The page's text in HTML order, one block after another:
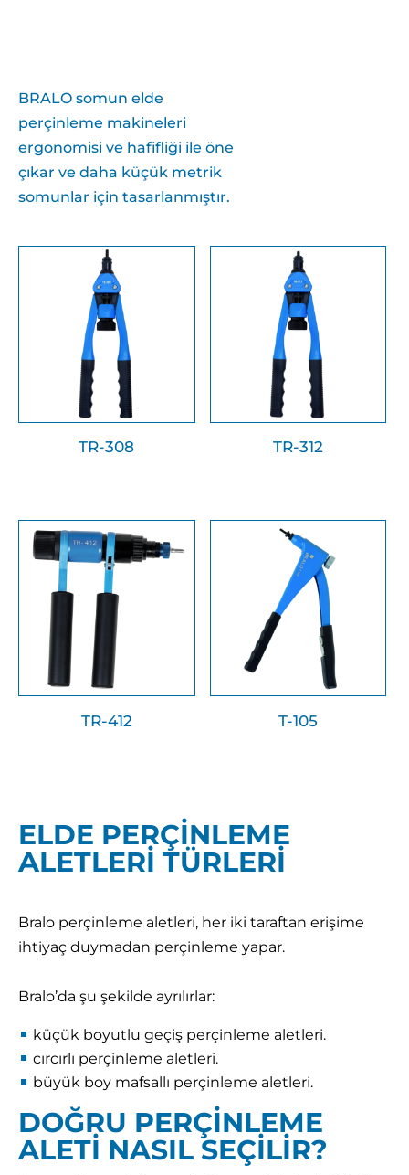
BRALO somun elde
perçinleme makineleri
ergonomisi ve hafifliği ile öne
çıkar ve daha küçük metrik
somunlar için tasarlanmıştır.
TR-308 TR-312
TR-412 T-105
ELDE PERÇİNLEME
ALETLERİ TÜRLERİ
Bralo perçinleme aletleri, her iki taraftan erişime
ihtiyaç duymadan perçinleme yapar.
Bralo’da şu şekilde ayrılırlar:
küçük boyutlu geçiş perçinleme aletleri.
cırcırlı perçinleme aletleri.
büyük boy mafsallı perçinleme aletleri.
DOĞRU PERÇİNLEME
ALETİ NASIL SEÇİLİR?